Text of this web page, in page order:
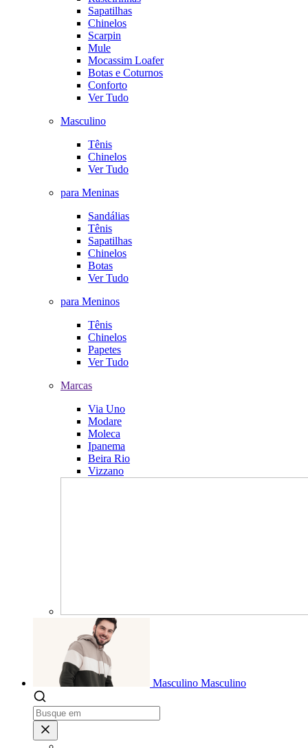
Sapatilhas
Chinelos
Scarpin
Mule
Mocassim Loafer
Botas e Coturnos
Conforto
Ver Tudo
Masculino
Tênis
Chinelos
Ver Tudo
para Meninas
Sandálias
Tênis
Sapatilhas
Chinelos
Botas
Ver Tudo
para Meninos
Tênis
Chinelos
Papetes
Ver Tudo
Marcas
Via Uno
Modare
Moleca
Ipanema
Beira Rio
Vizzano
Masculino Masculino